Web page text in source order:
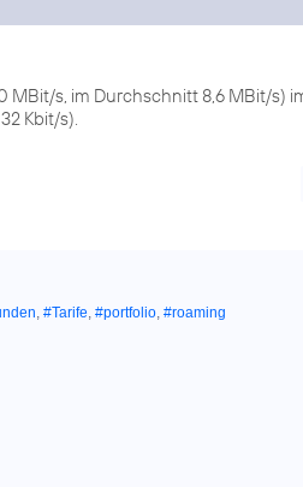
MBit/s, im Durchschnitt 8,6 MBit/s)
Kbit/s).
, #Tarife, #portfolio, #roaming